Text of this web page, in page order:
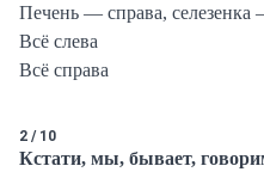
Печень — справа, селезенка
Всё слева
Всё справа
2 / 10
Кстати, мы, бывает,